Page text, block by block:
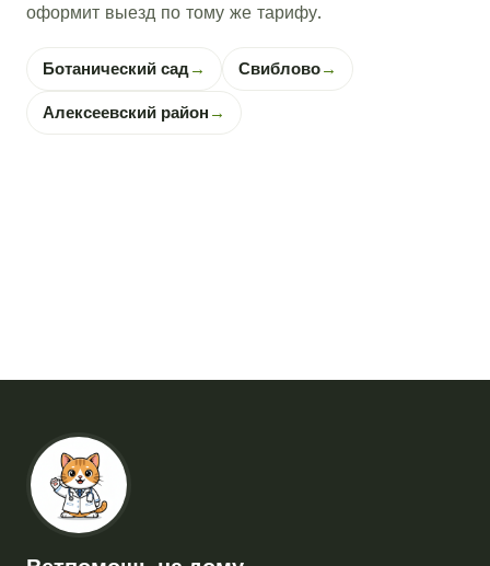
оформит выезд по тому же тарифу.
Ботанический сад→ Свиблово→
Алексеевский район →